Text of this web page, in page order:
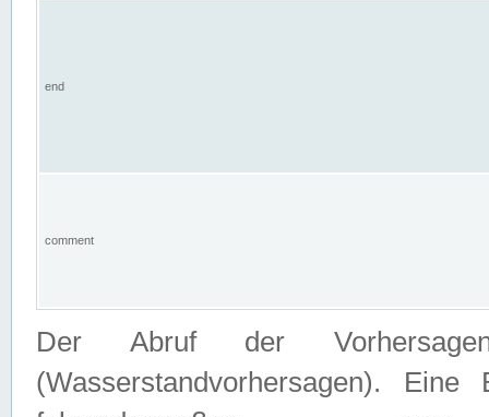
end
comment
Der Abruf der
(Wasserstandvorhersagen).